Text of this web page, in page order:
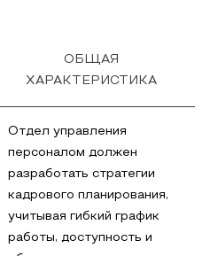
ОБЩАЯ
ХАРАКТЕРИСТИКА
Отдел управления
персоналом должен
разработать стратегии
кадрового планирования,
учитывая гибкий график
работы, доступность и